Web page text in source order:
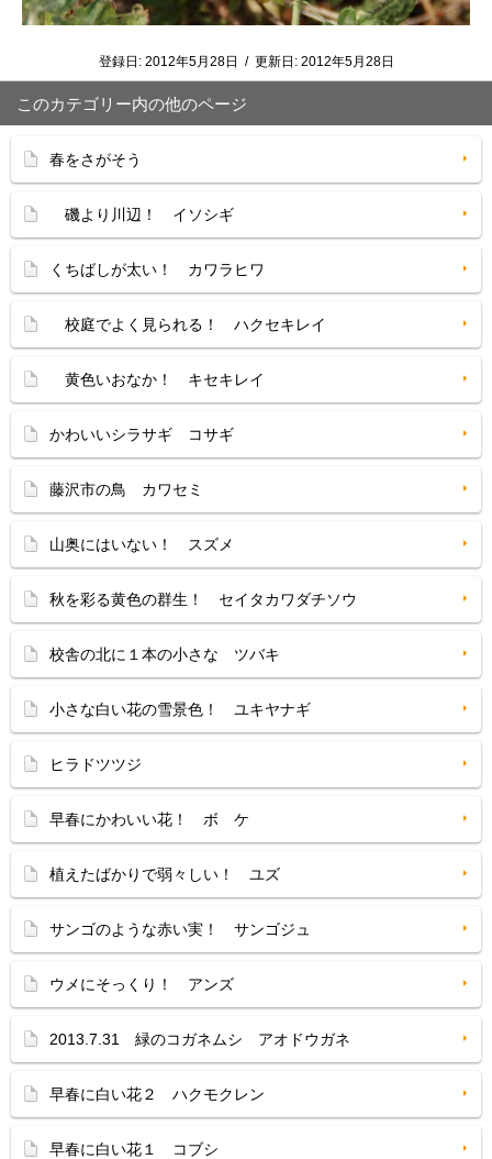
登録日: 2012年5月28日 / 更新日: 2012年5月28日
このカテゴリー内の他のページ
春をさがそう
磯より川辺！ イソシギ
くちばしが太い！ カワラヒワ
校庭でよく見られる！ ハクセキレイ
黄色いおなか！ キセキレイ
かわいいシラサギ コサギ
藤沢市の鳥 カワセミ
山奥にはいない！ スズメ
秋を彩る黄色の群生！ セイタカワダチソウ
校舎の北に１本の小さな ツバキ
小さな白い花の雪景色！ ユキヤナギ
ヒラドツツジ
早春にかわいい花！ ボ ケ
植えたばかりで弱々しい！ ユズ
サンゴのような赤い実！ サンゴジュ
ウメにそっくり！ アンズ
2013.7.31 緑のコガネムシ アオドウガネ
早春に白い花２ ハクモクレン
早春に白い花１ コブシ